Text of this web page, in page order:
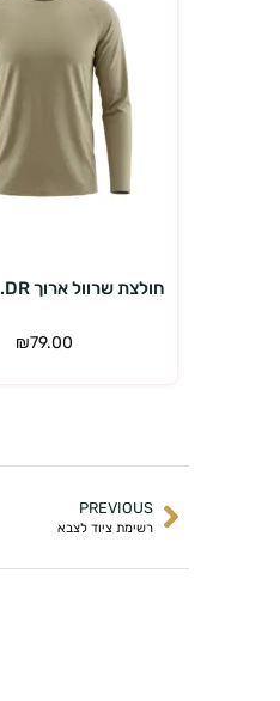
חולצת שרוול ארוך DR...
₪79.00
PREVIOUS
רשימת ציוד לצבא